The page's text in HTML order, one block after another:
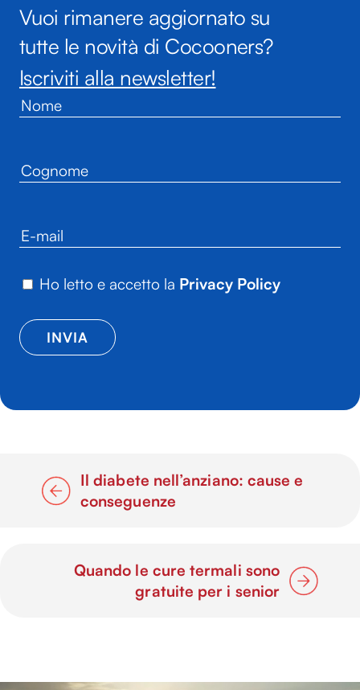
Vuoi rimanere aggiornato su
tutte le novità di Cocooners?
Iscriviti alla newsletter!
Ho letto e accetto la Privacy Policy
Il diabete nell’anziano: cause e
conseguenze
Quando le cure termali sono
gratuite per i senior